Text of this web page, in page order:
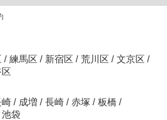
/ 練馬区 / 新宿区 / 荒川区 / 文京区 /
崎 / 成増 / 長崎 / 赤塚 / 板橋 /
池袋